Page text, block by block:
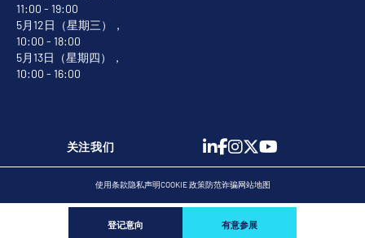
登记意向 有意参展
11:00 - 19:00
5月12日（星期三），
10:00 - 18:00
5月13日（星期四），
10:00 - 16:00
关注我们
使用条款隐私声明COOKIE 政策防范诈骗网站地图